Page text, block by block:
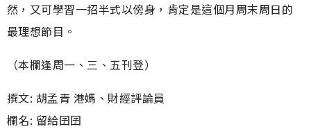
然，又可學習一招半式以傍身，肯定是這個月周末周日的
最理想節目。
（本欄逢周一、三、五刊登）
撰文: 胡孟青 港媽、財經評論員
欄名: 留給囝囝